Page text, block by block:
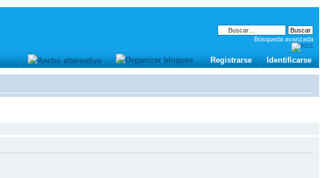
Búsqueda avanzada
Identificarse
Registrarse